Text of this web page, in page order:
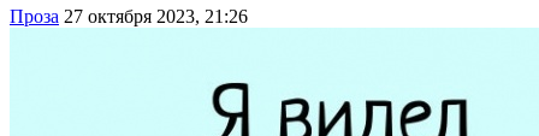
Проза 27 октября 2023, 21:26